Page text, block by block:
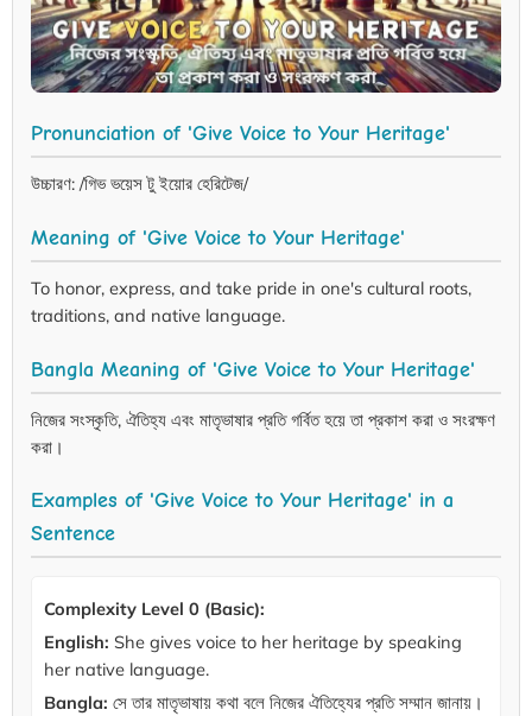
Pronunciation of 'Give Voice to Your Heritage'
উচ্চারণ: /গিভ ভয়েস টু ইয়োর হেরিটেজ/
Meaning of 'Give Voice to Your Heritage'
To honor, express, and take pride in one's cultural roots,
traditions, and native language.
Bangla Meaning of 'Give Voice to Your Heritage'
নিজের সংস্কৃতি, ঐতিহ্য এবং মাতৃভাষার প্রতি গর্বিত হয়ে তা প্রকাশ করা ও সংরক্ষণ
করা।
Examples of 'Give Voice to Your Heritage' in a
Sentence
Complexity Level 0 (Basic):
English: She gives voice to her heritage by speaking
her native language.
Bangla: সে তার মাতৃভাষায় কথা বলে নিজের ঐতিহ্যের প্রতি সম্মান জানায়।